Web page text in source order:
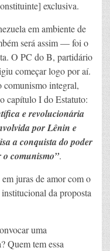
exclusiva.
em ambiente de
será assim — foi o
O PC do B, partidário
começar logo por aí.
comunismo integral,
capítulo I do Estatuto:
e revolucionária
por Lênin e
a conquista do poder
o comunismo”.
juras de amor com o
da proposta
uma
Quem tem essa